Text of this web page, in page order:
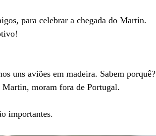
para celebrar a chegada do Martin.
uns aviões em madeira. Sabem porquê?
Martin, moram fora de Portugal.
importantes.